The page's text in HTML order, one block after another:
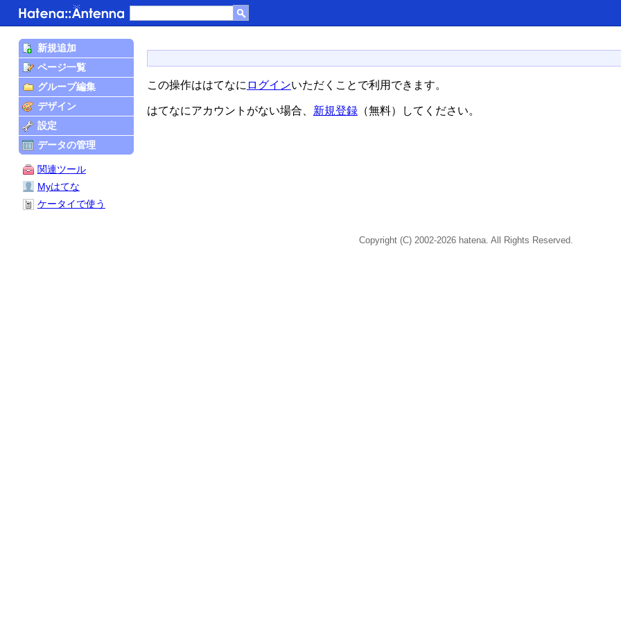
この操作ははてなに ログインいただくことで利用できます。
はてなにアカウントがない場合、 新規登録（無料）してください。
新規追加
ページ一覧
グループ編集
デザイン
設定
データの管理
関連ツール
Myはてな
ケータイで使う
Copyright (C) 2002-2026 hatena. All Rights Reserved.